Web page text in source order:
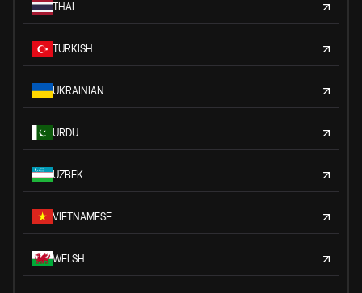
THAI
TURKISH
UKRAINIAN
URDU
UZBEK
VIETNAMESE
WELSH